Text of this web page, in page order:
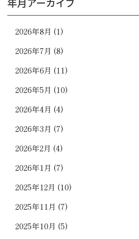
2026年8月 (1)
2026年7月 (8)
2026年6月 (11)
2026年5月 (10)
2026年4月 (4)
2026年3月 (7)
2026年2月 (4)
2026年1月 (7)
2025年12月 (10)
2025年11月 (7)
2025年10月 (5)